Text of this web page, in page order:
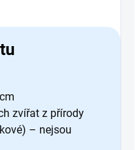
zvířat z přírody
– nejsou